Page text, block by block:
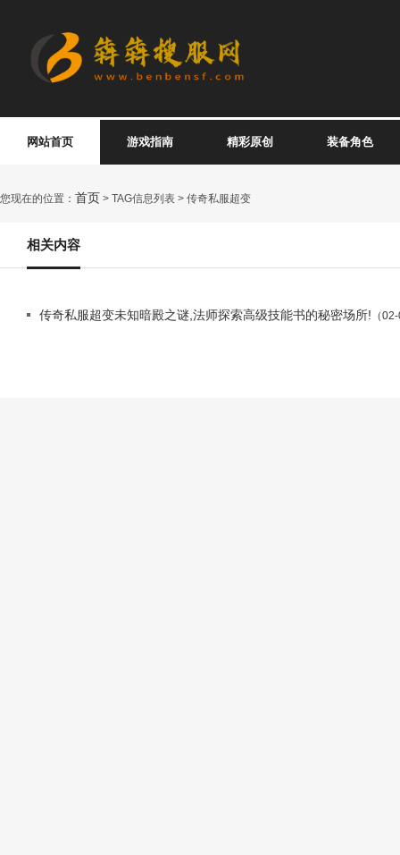
网站首页 游戏指南 精彩原创 装备角色
您现在的位置： 首页 > TAG信息列表 > 传奇私服超变
相关内容
传奇私服超变未知暗殿之谜,法师探索高级技能书的秘密场所! （